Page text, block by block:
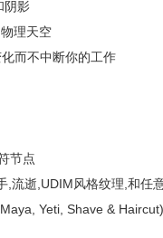
阴影
理天空
而不中断你的工作
节点
,流逝,UDIM风格纹理,和任
Yeti, Shave & Haircut)